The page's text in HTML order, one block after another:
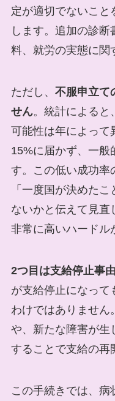
定が適切でないこと
します。追加の診
料、就労の実態に関
ただし、 不服申立て
せん。統計によると
可能性は年によって
15%に届かず、一般
す。この低い成功率
「一度国が決めた
ないかと伝えて見直
非常に高いハードル
2つ目は支給停止事
が支給停止になって
わけではありません
や、新たな障害が生
することで支給の再
この手続きでは、